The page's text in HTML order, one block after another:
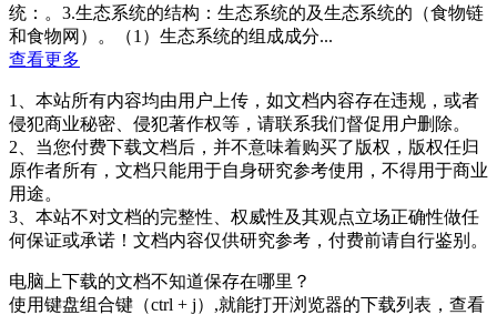
统：。3.生态系统的结构：生态系统的及生态系统的（食物链
和食物网）。（1）生态系统的组成成分...
查看更多
1、本站所有内容均由用户上传，如文档内容存在违规，或者
侵犯商业秘密、侵犯著作权等，请联系我们督促用户删除。
2、当您付费下载文档后，并不意味着购买了版权，版权任归
原作者所有，文档只能用于自身研究参考使用，不得用于商业
用途。
3、本站不对文档的完整性、权威性及其观点立场正确性做任
何保证或承诺！文档内容仅供研究参考，付费前请自行鉴别。
电脑上下载的文档不知道保存在哪里？
使用键盘组合键（ctrl + j）,就能打开浏览器的下载列表，查看